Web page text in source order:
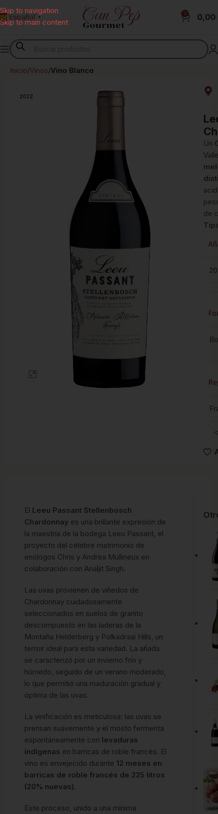
Skip to navigation
Skip to main content
Español ▼
0 0,00
Inicio Vinos Vino Blanco
2022
Un
de
El Leeu Passant Stellenbosch
Chardonnay es una brillante expresión de
la maestría de la bodega Leeu Passant, el
proyecto del célebre matrimonio de
enólogos Chris y Andrea Mullineux en
colaboración con Analjit Singh.
Las uvas provienen de viñedos de
Chardonnay cuidadosamente
seleccionados en suelos de granito
descompuesto en las laderas de la
Montaña Helderberg y Polkadraai Hills, un
terroir ideal para esta variedad. La añada
se caracterizó por un invierno frío y
húmedo, seguido de un verano moderado,
lo que permitió una maduración gradual y
óptima de las uvas.
La vinificación es meticulosa: las uvas se
prensan suavemente y el mosto fermenta
espontáneamente con levaduras
indígenas en barricas de roble francés. El
vino es envejecido durante 12 meses en
barricas de roble francés de 225 litros
(20% nuevas).
Este proceso, unido a una mínima